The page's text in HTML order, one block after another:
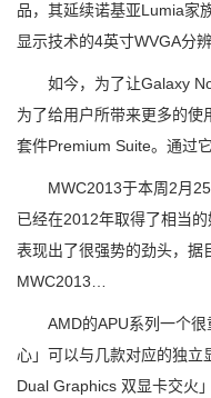
品，其延续诺基亚Lumia家
显示技术的4英寸WVGA分
如今，为了让Galaxy
为了给用户所带来更多的使
套件Premium Suite。通过
MWC2013于本周2月25
已经在2012年取得了相当
表现出了很强势的劲头，据
MWC2013…
AMD的APU系列一个很
心」可以与几款对应的独立
Dual Graphics 双显卡交火